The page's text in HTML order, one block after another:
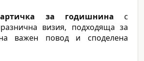
за годишнина с
визия, подходяща за
важен повод и споделена